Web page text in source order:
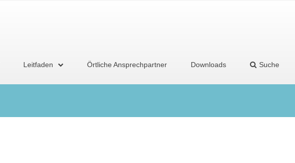
Leitfaden Örtliche Ansprechpartner Downloads Suche